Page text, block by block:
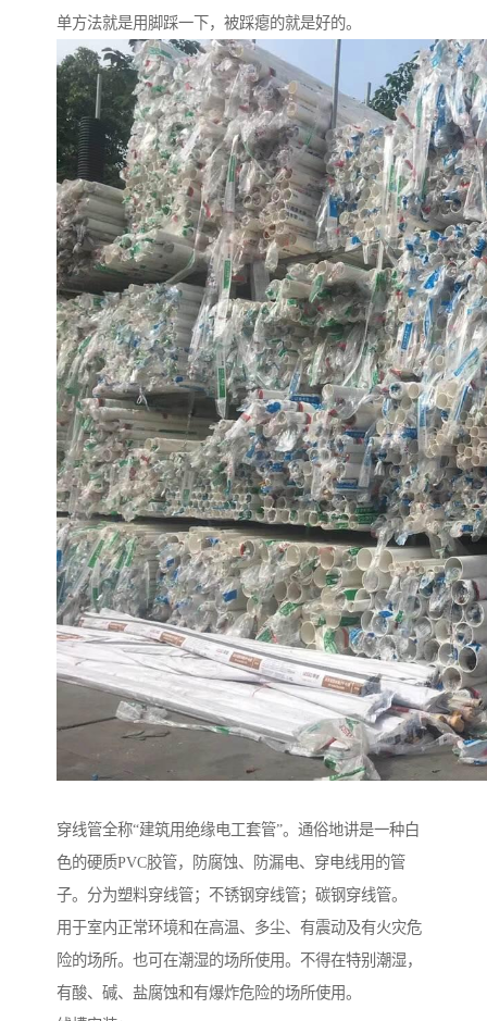
单方法就是用脚踩一下，被踩瘪的就是好的。
穿线管全称“建筑用绝缘电工套管”。通俗地讲是一种白
色的硬质PVC胶管，防腐蚀、防漏电、穿电线用的管
子。分为塑料穿线管；不锈钢穿线管；碳钢穿线管。
用于室内正常环境和在高温、多尘、有震动及有火灾危
险的场所。也可在潮湿的场所使用。不得在特别潮湿，
有酸、碱、盐腐蚀和有爆炸危险的场所使用。